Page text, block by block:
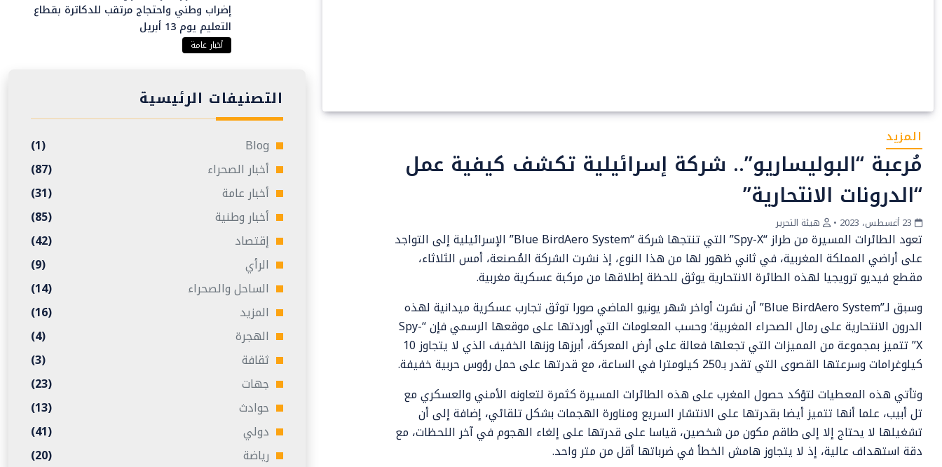
المزيد
مُرعبة “البوليساريو”.. شركة إسرائيلية تكشف كيفية عمل
“الدرونات الانتحارية”
• هيئة التحرير
تعود الطائرات المسيرة من طراز “Spy-X” التي تنتجها شركة “Blue BirdAero System” الإسرائيلية إلى التواجد
على أراضي المملكة المغربية، في ثاني ظهور لها من هذا النوع، إذ نشرت الشركة المُصنعة، أمس الثلاثاء،
مقطع فيديو ترويجيا لهذه الطائرة الانتحارية يوثق للحظة إطلاقها من مركبة عسكرية مغربية.
وسبق لـ”Blue BirdAero System” أن نشرت أواخر شهر يونيو الماضي صورا توثق تجارب عسكرية ميدانية لهذه
الدرون الانتحارية على رمال الصحراء المغربية؛ وحسب المعلومات التي أوردتها على موقعها الرسمي فإن “Spy-
X” تتميز بمجموعة من المميزات التي تجعلها فعالة على أرض المعركة، أبرزها وزنها الخفيف الذي لا يتجاوز 10
كيلوغرامات وسرعتها القصوى التي تقدر بـ250 كيلومترا في الساعة، مع قدرتها على حمل رؤوس حربية خفيفة.
وتأتي هذه المعطيات لتؤكد حصول المغرب على هذه الطائرات المسيرة كثمرة لتعاونه الأمني والعسكري مع
تل أبيب، علما أنها تتميز أيضا بقدرتها على الانتشار السريع ومناورة الهجمات بشكل تلقائي، إضافة إلى أن
تشغيلها لا يحتاج إلا إلى طاقم مكون من شخصين، قياسا على قدرتها على إلغاء الهجوم في آخر اللحظات، مع
دقة استهداف عالية، إذ لا يتجاوز هامش الخطأ في ضرباتها أقل من متر واحد.
إضراب وطني واحتجاج مرتقب للدكاترة بقطاع
التعليم يوم 13 أبريل
أخبار عامة
التصنيفات الرئيسية
Blog
(1)
أخبار الصحراء
(87)
أخبار عامة
(31)
أخبار وطنية
(85)
إقتصاد
(42)
الرأي
(9)
الساحل والصحراء
(14)
المزيد
(16)
الهجرة
(4)
ثقافة
(3)
جهات
(23)
حوادث
(13)
دولي
(41)
رياضة
(20)